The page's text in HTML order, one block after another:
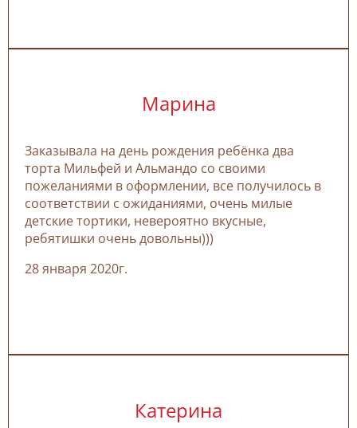
Марина
Заказывала на день рождения ребёнка два
торта Мильфей и Альмандо со своими
пожеланиями в оформлении, все получилось в
соответствии с ожиданиями, очень милые
детские тортики, невероятно вкусные,
ребятишки очень довольны)))
28 января 2020г.
Катерина